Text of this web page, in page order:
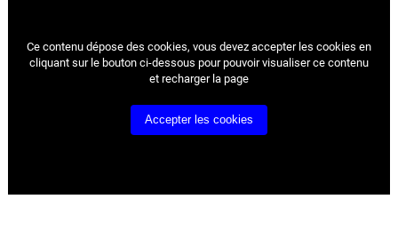
Ce contenu dépose des cookies, vous devez accepter les cookies en
cliquant sur le bouton ci-dessous pour pouvoir visualiser ce contenu
et recharger la page
Accepter les cookies